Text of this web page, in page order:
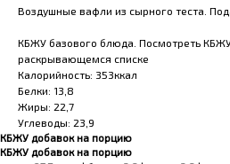
Воздушные вафли из сырного теста.
КБЖУ базового блюда. Посмотреть
раскрывающемся списке
Калорийность: 353ккал
Белки: 13,8
Жиры: 22,7
Углеводы: 23,9
КБЖУ добавок на порцию
КБЖУ добавок на порцию